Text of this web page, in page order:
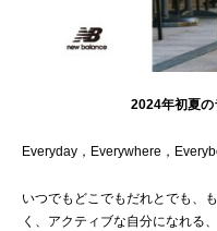
2024年初夏の
Everyday，Everywhere，
いつでもどこでもだれとでも、
く、アクティブな自分になれる